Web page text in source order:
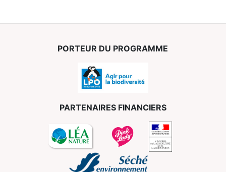
PORTEUR DU PROGRAMME
PARTENAIRES FINANCIERS